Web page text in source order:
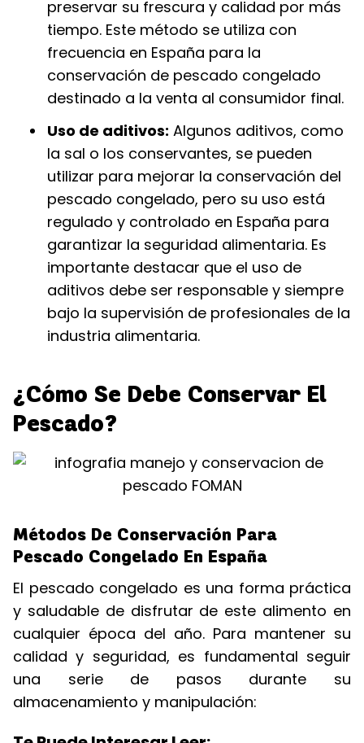
preservar su frescura y calidad por más
tiempo. Este método se utiliza con
frecuencia en España para la
conservación de pescado congelado
destinado a la venta al consumidor final.
Uso de aditivos: Algunos aditivos, como
la sal o los conservantes, se pueden
utilizar para mejorar la conservación del
pescado congelado, pero su uso está
regulado y controlado en España para
garantizar la seguridad alimentaria. Es
importante destacar que el uso de
aditivos debe ser responsable y siempre
bajo la supervisión de profesionales de la
industria alimentaria.
¿Cómo Se Debe Conservar El
Pescado?
Métodos De Conservación Para
Pescado Congelado En España
El pescado congelado es una forma práctica
y saludable de disfrutar de este alimento en
cualquier época del año. Para mantener su
calidad y seguridad, es fundamental seguir
una serie de pasos durante su
almacenamiento y manipulación: